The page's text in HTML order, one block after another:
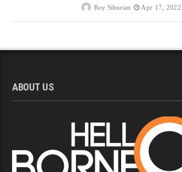
Roy Siburian Apr 17, 2022
ABOUT US